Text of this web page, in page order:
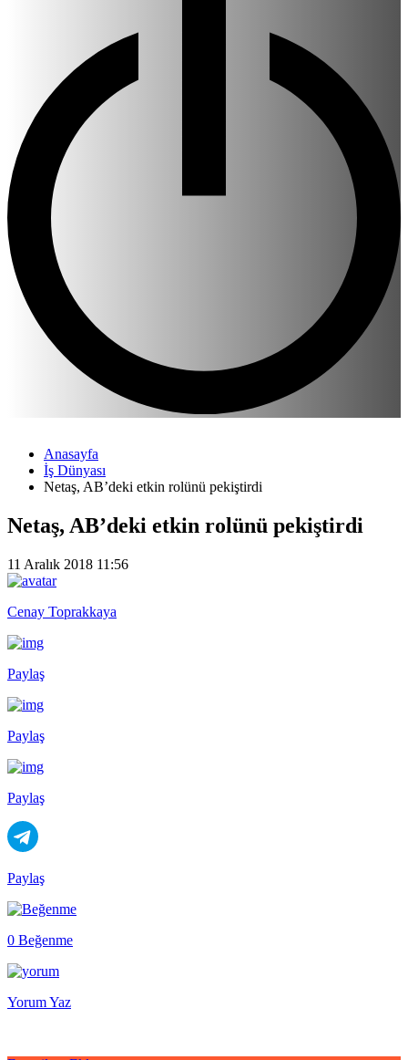
Anasayfa
İş Dünyası
Netaş, AB’deki etkin rolünü pekiştirdi
Netaş, AB’deki etkin rolünü pekiştirdi
11 Aralık 2018 11:56
Cenay Toprakkaya
Paylaş
Paylaş
Paylaş
Paylaş
0 Beğenme
Yorum Yaz